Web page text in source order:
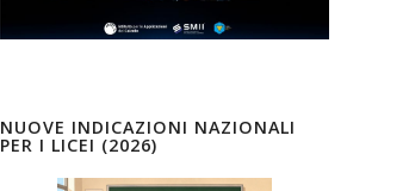
NUOVE INDICAZIONI NAZIONALI
PER I LICEI (2026)